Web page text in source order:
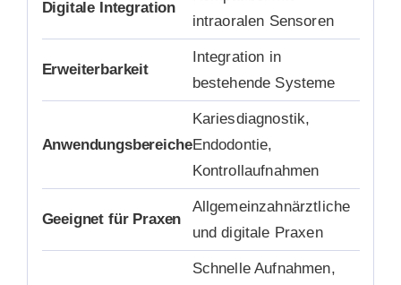
Digitale Integration
intraoralen Sensoren
Erweiterbarkeit
Integration in
bestehende Systeme
Anwendungsbereiche
Kariesdiagnostik,
Endodontie,
Kontrollaufnahmen
Geeignet für Praxen
Allgemeinzahnärztliche
und digitale Praxen
Schnelle Aufnahmen,